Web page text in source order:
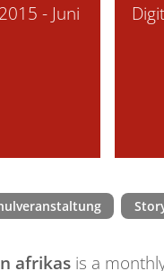
- Juni
afrikas is a